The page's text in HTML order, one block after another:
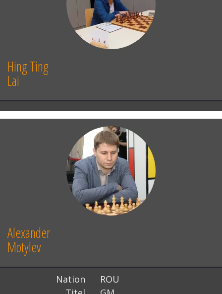
Hing Ting
Lai
Alexander
Motylev
Nation
ROU